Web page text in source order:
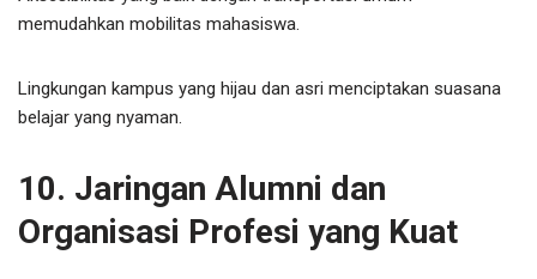
memudahkan mobilitas mahasiswa.
Lingkungan kampus yang hijau dan asri menciptakan suasana
belajar yang nyaman.
10. Jaringan Alumni dan
Organisasi Profesi yang Kuat